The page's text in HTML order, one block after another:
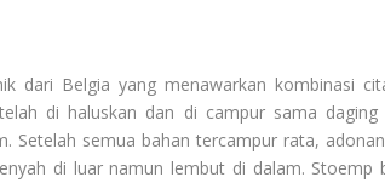
dari Belgia yang menawarkan kombinasi
di haluskan dan di campur sama
Setelah semua bahan tercampur rata,
di luar namun lembut di dalam. Stoemp